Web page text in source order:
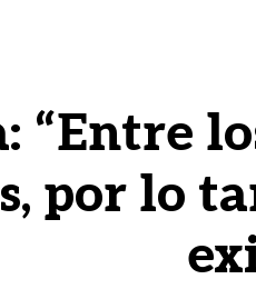
“Entre
por lo